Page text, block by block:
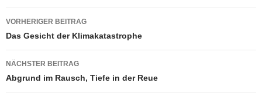
Beitragsnavigation
VORHERIGER BEITRAG
Das Gesicht der Klimakatastrophe
NÄCHSTER BEITRAG
Abgrund im Rausch, Tiefe in der Reue